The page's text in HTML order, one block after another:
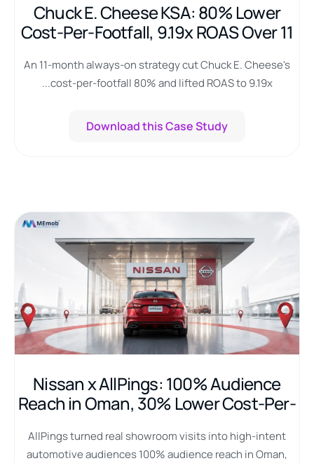
Chuck E. Cheese KSA: 80% Lower
Cost-Per-Footfall, 9.19x ROAS Over 11
An 11-month always-on strategy cut Chuck E. Cheese's
cost-per-footfall 80% and lifted ROAS to 9.19x...
Download this Case Study
Nissan x AllPings: 100% Audience
Reach in Oman, 30% Lower Cost-Per-
AllPings turned real showroom visits into high-intent
automotive audiences 100% audience reach in Oman,